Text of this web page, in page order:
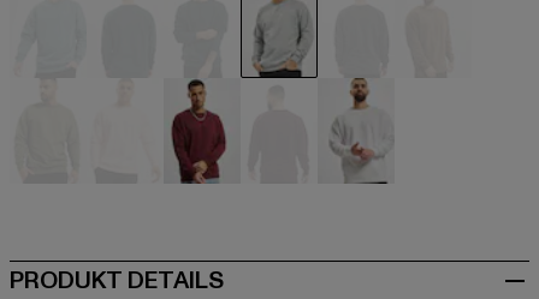
grün grau
PRODUKT DETAILS